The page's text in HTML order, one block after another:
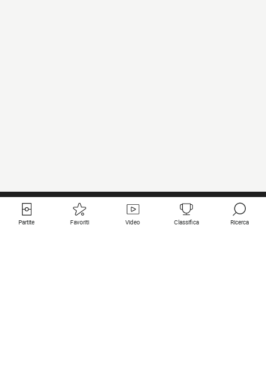
Partite Favoriti Video Classifica Ricerca